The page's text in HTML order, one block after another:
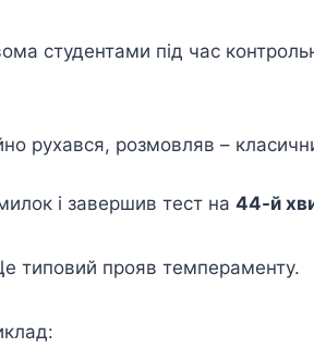
студентами під час
рухався, розмовляв –
і завершив тест на 44-й
типовий прояв темпераменту.